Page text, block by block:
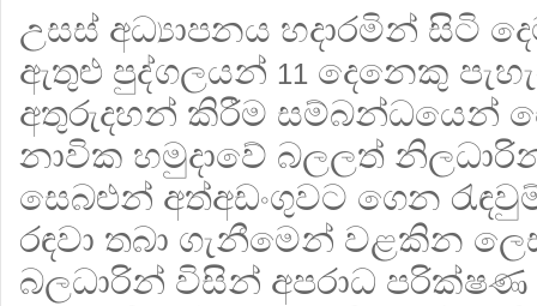
උසස් අධ්‍යාපනය හදාරමින් සිටි
ඇතුළු පුද්ගලයන් 11 දෙනෙකු
අතුරුදහන් කිරීම සම්බන්ධයෙන්
නාවික හමුදාවේ බලලත්
සෙබළුන් අත්අඩංගුවට ගෙන
රඳවා තබා ගැනීමෙන් වළකින
බලධාරින් විසින් අපරාධ